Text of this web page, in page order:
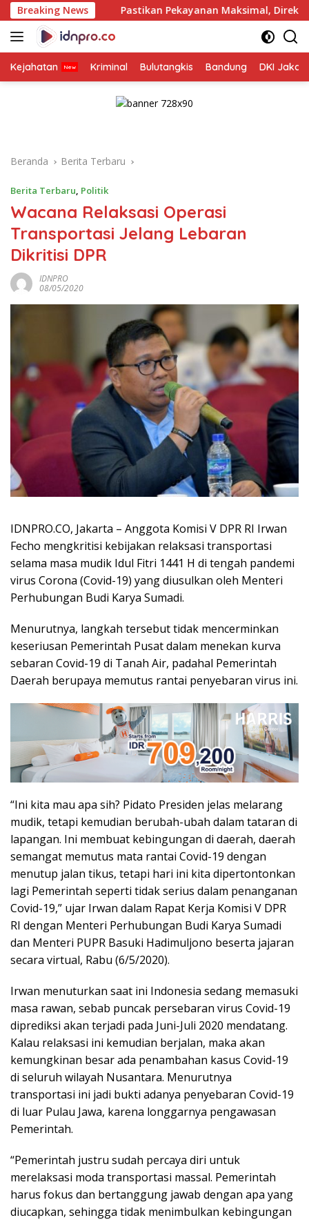
Langsung
ke
konten
Breaking News
Pastikan Pekayanan Maksimal, Direksi Jasa Raharja
Kejahatan Kriminal Bulutangkis Bandung DKI
Beranda Berita Terbaru
Berita Terbaru, Politik
Wacana Relaksasi Operasi
Transportasi Jelang Lebaran
Dikritisi DPR
IDNPRO
08/05/2020
IDNPRO.CO, Jakarta – Anggota Komisi V DPR RI Irwan
Fecho mengkritisi kebijakan relaksasi transportasi
selama masa mudik Idul Fitri 1441 H di tengah pandemi
virus Corona (Covid-19) yang diusulkan oleh Menteri
Perhubungan Budi Karya Sumadi.
Menurutnya, langkah tersebut tidak mencerminkan
keseriusan Pemerintah Pusat dalam menekan kurva
sebaran Covid-19 di Tanah Air, padahal Pemerintah
Daerah berupaya memutus rantai penyebaran virus ini.
“Ini kita mau apa sih? Pidato Presiden jelas melarang
mudik, tetapi kemudian berubah-ubah dalam tataran di
lapangan. Ini membuat kebingungan di daerah, daerah
semangat memutus mata rantai Covid-19 dengan
menutup jalan tikus, tetapi hari ini kita dipertontonkan
lagi Pemerintah seperti tidak serius dalam penanganan
Covid-19,” ujar Irwan dalam Rapat Kerja Komisi V DPR
RI dengan Menteri Perhubungan Budi Karya Sumadi
dan Menteri PUPR Basuki Hadimuljono beserta jajaran
secara virtual, Rabu (6/5/2020).
Irwan menuturkan saat ini Indonesia sedang memasuki
masa rawan, sebab puncak persebaran virus Covid-19
diprediksi akan terjadi pada Juni-Juli 2020 mendatang.
Kalau relaksasi ini kemudian berjalan, maka akan
kemungkinan besar ada penambahan kasus Covid-19
di seluruh wilayah Nusantara. Menurutnya
transportasi ini jadi bukti adanya penyebaran Covid-19
di luar Pulau Jawa, karena longgarnya pengawasan
Pemerintah.
“Pemerintah justru sudah percaya diri untuk
merelaksasi moda transportasi massal. Pemerintah
harus fokus dan bertanggung jawab dengan apa yang
diucapkan, sehingga tidak menimbulkan kebingungan